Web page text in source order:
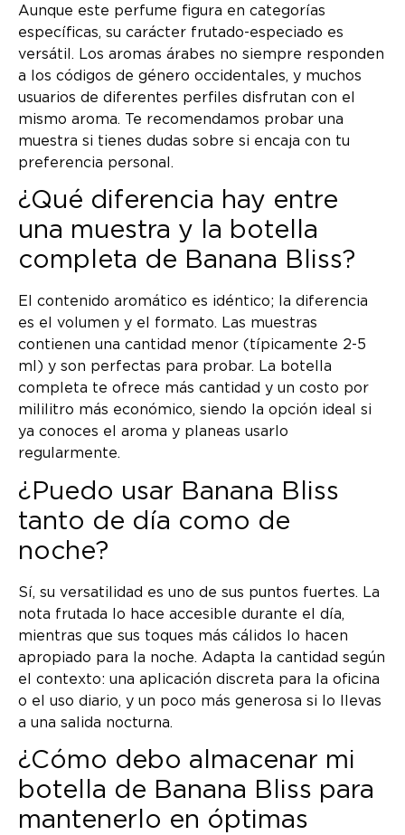
Aunque este perfume figura en categorías
específicas, su carácter frutado-especiado es
versátil. Los aromas árabes no siempre responden
a los códigos de género occidentales, y muchos
usuarios de diferentes perfiles disfrutan con el
mismo aroma. Te recomendamos probar una
muestra si tienes dudas sobre si encaja con tu
preferencia personal.
¿Qué diferencia hay entre
una muestra y la botella
completa de Banana Bliss?
El contenido aromático es idéntico; la diferencia
es el volumen y el formato. Las muestras
contienen una cantidad menor (típicamente 2-5
ml) y son perfectas para probar. La botella
completa te ofrece más cantidad y un costo por
mililitro más económico, siendo la opción ideal si
ya conoces el aroma y planeas usarlo
regularmente.
¿Puedo usar Banana Bliss
tanto de día como de
noche?
Sí, su versatilidad es uno de sus puntos fuertes. La
nota frutada lo hace accesible durante el día,
mientras que sus toques más cálidos lo hacen
apropiado para la noche. Adapta la cantidad según
el contexto: una aplicación discreta para la oficina
o el uso diario, y un poco más generosa si lo llevas
a una salida nocturna.
¿Cómo debo almacenar mi
botella de Banana Bliss para
mantenerlo en óptimas